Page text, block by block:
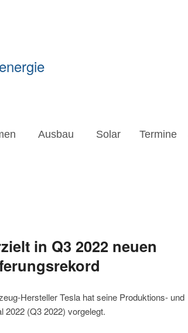
Ausbau Solar Termine
in Q3 2022 neuen
Hersteller Tesla hat seine Produktions- und
2022 (Q3 2022) vorgelegt.